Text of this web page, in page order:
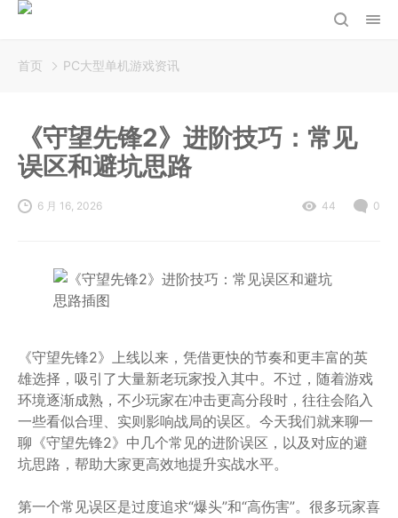
首页 PC大型单机游戏资讯
《守望先锋2》进阶技巧：常见
误区和避坑思路
6 月 16, 2026 44 0
《守望先锋2》上线以来，凭借更快的节奏和更丰富的英
雄选择，吸引了大量新老玩家投入其中。不过，随着游戏
环境逐渐成熟，不少玩家在冲击更高分段时，往往会陷入
一些看似合理、实则影响战局的误区。今天我们就来聊一
聊《守望先锋2》中几个常见的进阶误区，以及对应的避
坑思路，帮助大家更高效地提升实战水平。
第一个常见误区是过度追求“爆头”和“高伤害”。很多玩家喜